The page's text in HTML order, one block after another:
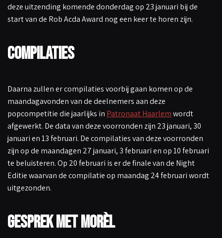
deze uitzending komende donderdag op 23 januari bij de
start van de Rob Acda Award nog een keer te horen zijn.
Compilaties
Daarna zullen er compilaties voorbij gaan komen op de
maandagavonden van de deelnemers aan deze
popcompetitie die jaarlijks in Patronaat Haarlemwordt
afgewerkt. De data van deze voorronden zijn 23 januari, 30
januari en 13 februari. De compilaties van deze voorronden
zijn op de maandagen 27 januari, 3 februari en op 10 februari
te beluisteren. Op 20 februari is er de finale van de Night
Editie waarvan de compilatie op maandag 24 februari wordt
uitgezonden.
Gesprek met MORÈL